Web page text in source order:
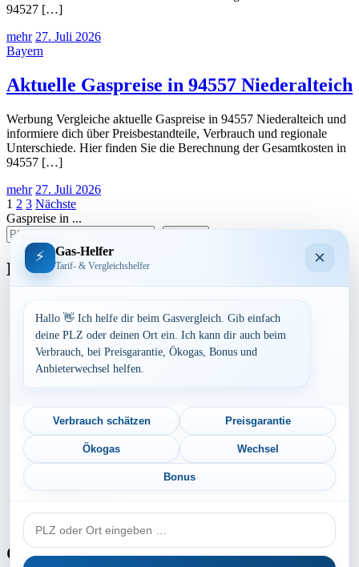
94527 […]
mehr 27. Juli 2026
Bayern
Aktuelle Gaspreise in 94557 Niederalteich
Werbung Vergleiche aktuelle Gaspreise in 94557 Niederalteich und
informiere dich über Preisbestandteile, Verbrauch und regionale
Unterschiede. Hier finden Sie die Berechnung der Gesamtkosten in
94557 […]
mehr 27. Juli 2026
Seitennummerierung
der
Beiträge
1 2 3 Nächste
Gaspreise in ...
Bundesland
Bayern
Berlin
Brandenburg
Hamburg
Mecklenburg-Vorpommern
Niedersachsen
Nordrhein-Westfalen
Rheinland-Pfalz
Saarland
Sachsen-Anhalt
Gaspreis-Explosion
⚡ Gas-Helfer
Tarif- & Vergleichshelfer ×
Hallo 👋 Ich helfe dir beim Gasvergleich. Gib einfach
deine PLZ oder deinen Ort ein. Ich kann dir auch beim
Verbrauch, bei Preisgarantie, Ökogas, Bonus und
Anbieterwechsel helfen.
Verbrauch schätzen Preisgarantie
Ökogas Wechsel
Bonus
PLZ
oder
Ort